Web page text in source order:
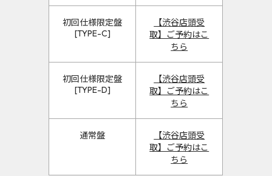
初回仕様限定盤
[TYPE-C]
【渋谷店頭受
取】ご予約はこ
ちら
初回仕様限定盤
[TYPE-D]
【渋谷店頭受
取】ご予約はこ
ちら
通常盤
【渋谷店頭受
取】ご予約はこ
ちら